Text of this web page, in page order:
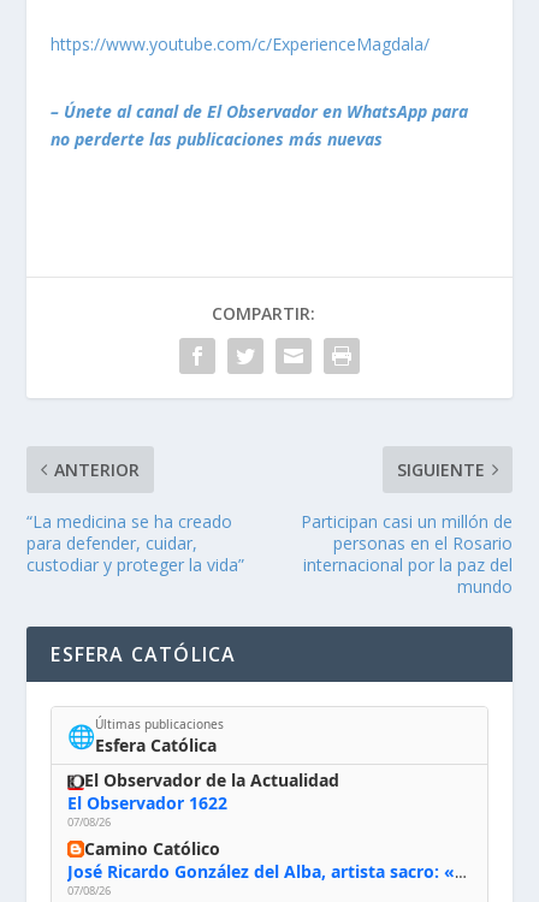
https://www.youtube.com/c/ExperienceMagdala/
– Únete al canal de El Observador en WhatsApp para
no perderte las publicaciones más nuevas
COMPARTIR:
ANTERIOR
“La medicina se ha creado
para defender, cuidar,
custodiar y proteger la vida”
SIGUIENTE
Participan casi un millón de
personas en el Rosario
internacional por la paz del
mundo
ESFERA CATÓLICA
🌐Últimas publicaciones
Esfera Católica
El Observador de la Actualidad
El Observador 1622
07/08/26
Camino Católico
José Ricardo González del Alba, artista sacro: «Yo oro, hablo con Dios, le pido al Espíritu Santo su inspiración y siempre pinto rezando el rosario para que sea Él quien actúe a través de mis manos»
07/08/26